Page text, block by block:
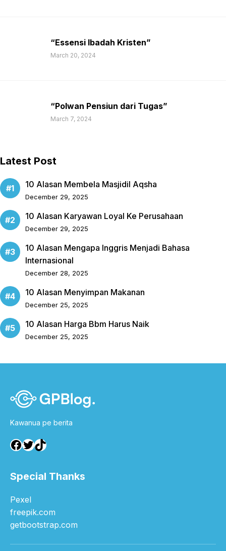
“Essensi Ibadah Kristen”
March 20, 2024
“Polwan Pensiun dari Tugas”
March 7, 2024
Latest Post
10 Alasan Membela Masjidil Aqsha
December 29, 2025
10 Alasan Karyawan Loyal Ke Perusahaan
December 29, 2025
10 Alasan Mengapa Inggris Menjadi Bahasa
Internasional
December 28, 2025
10 Alasan Menyimpan Makanan
December 25, 2025
10 Alasan Harga Bbm Harus Naik
December 25, 2025
Kawanua pe berita
Facebook
Twitter
TikTok
Special Thanks
Pexel
freepik.com
getbootstrap.com